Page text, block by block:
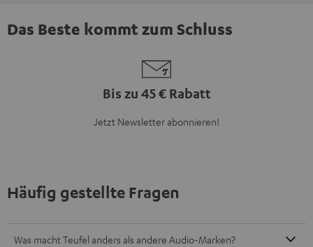
Das Beste kommt zum Schluss
Bis zu 45 € Rabatt
Jetzt Newsletter abonnieren!
Häufig gestellte Fragen
Was macht Teufel anders als andere Audio-Marken?